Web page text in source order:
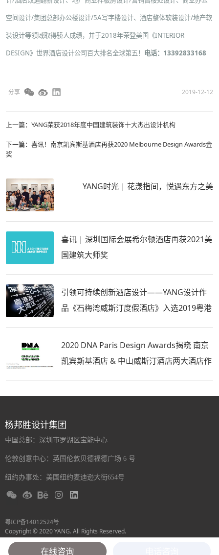
空间设计/集团总部办公楼设计/5A写字楼设计、 酒店整体软装设计/地产软
装设计等领域取得骄人成绩，并于2018年荣登美国《INTERIOR
DESIGN》世界酒店设计公司百大排名全球第五！ 电话：13392833168
分享 2019-12-12
上一篇： YANG荣获2018年度中国建筑装饰十大杰出设计机构
下一篇： 喜讯！南京凯宾斯基酒店再获2020 Melbourne Design Awards金
奖
YANG时光 | 花漾指间，悦遇东方之美
喜讯 | 深圳国际会展希尔顿酒店再获2021美
国建筑大师奖
引领可持续创新酒店设计——YANG设计作
品《石梅湾威斯汀度假酒店》入选2019粤港
2020 DNA Paris Design Awards揭晓 南京
凯宾斯基酒店 & 中山威斯汀酒店两大酒店作
杨邦胜设计集团
中国总部：深圳市罗湖区宝能中心
伦敦创意中心：英国伦敦贝德福德广场 6 号
纽约办事处：美国纽约麦迪逊大街654号
粤ICP备14012524号
Copyright © 2020 YANG. All Rights Reserved.
在线咨询